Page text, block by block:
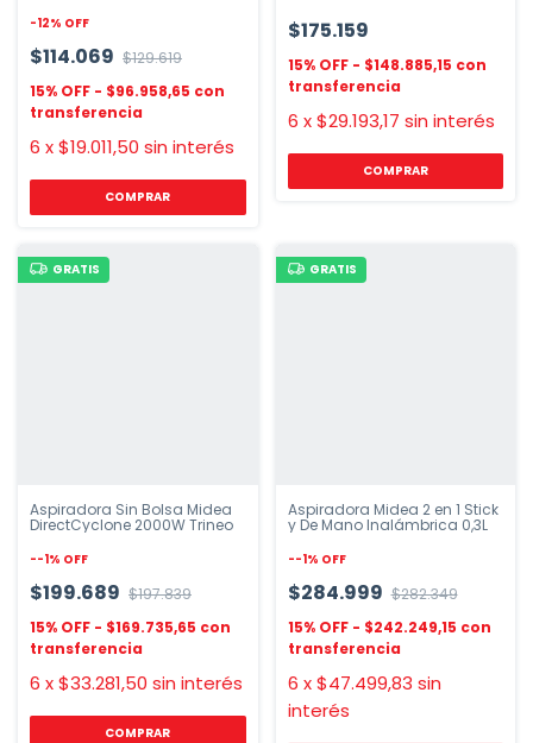
-12% OFF
$114.069 $129.619
$96.958,65
6 x$19.011,50 sin interés
COMPRAR
$175.159
$148.885,15
6 x$29.193,17 sin interés
COMPRAR
GRATIS
Aspiradora Sin Bolsa Midea
DirectCyclone 2000W Trineo
--1% OFF
$199.689 $197.839
$169.735,65
6 x$33.281,50 sin interés
COMPRAR
GRATIS
Aspiradora Midea 2 en 1 Stick
y De Mano Inalámbrica 0,3L
--1% OFF
$284.999 $282.349
$242.249,15
6 x$47.499,83 sin
interés